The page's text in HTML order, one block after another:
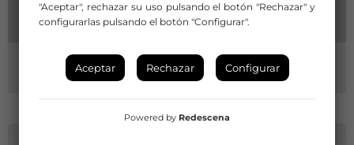
"Aceptar", rechazar su uso pulsando el botón "Rechazar" y
configurarlas pulsando el botón "Configurar".
Aceptar Rechazar Configurar
Powered by Redescena